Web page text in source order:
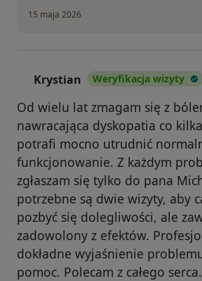
15 maja 2026
Krystian Weryfikacja wizyty
Od wielu lat zmagam się z
nawracająca dyskopatia co
potrafi mocno utrudnić
funkcjonowanie. Z każdym
zgłaszam się tylko do pana
potrzebne są dwie wizyty, aby
pozbyć się dolegliwości, ale
zadowolony z efektów.
dokładne wyjaśnienie
pomoc. Polecam z całego serca.